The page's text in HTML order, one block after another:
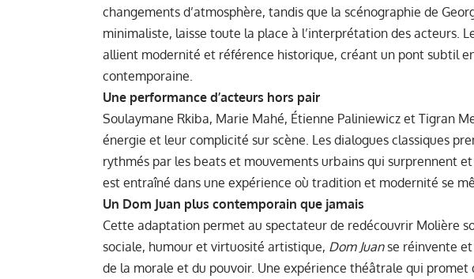
changements d’atmosphère, tandis que la scénographie de
minimaliste, laisse toute la place à l’interprétation des acteurs.
allient modernité et référence historique, créant un pont subtil
contemporaine.
Une performance d’acteurs hors pair
Soulaymane Rkiba, Marie Mahé, Étienne Paliniewicz et Tigran
énergie et leur complicité sur scène. Les dialogues classiques
rythmés par les beats et mouvements urbains qui surprennent
est entraîné dans une expérience où tradition et modernité se
Un Dom Juan plus contemporain que jamais
Cette adaptation permet au spectateur de redécouvrir Molière
sociale, humour et virtuosité artistique, Dom Juanse réinvente et
de la morale et du pouvoir. Une expérience théâtrale qui